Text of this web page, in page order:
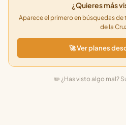
¿Quieres más
Aparece el primero en búsquedas de
de la
🚀 Ver planes
✏️ ¿Has visto algo mal?